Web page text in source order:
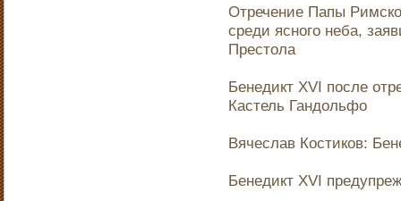
Отречение Папы
среди ясного неба,
Престола
Бенедикт XVI после
Кастель Гандольфо
Вячеслав Костиков:
Бенедикт XVI